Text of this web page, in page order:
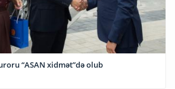
“ASAN xidmət”də olub